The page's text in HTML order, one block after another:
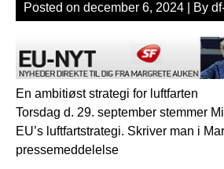
Posted on december 6, 2024 | By
En ambitiøst strategi for luftfarten
Torsdag d. 29. september stemmer
EU’s luftfartstrategi. Skriver man i
pressemeddelelse